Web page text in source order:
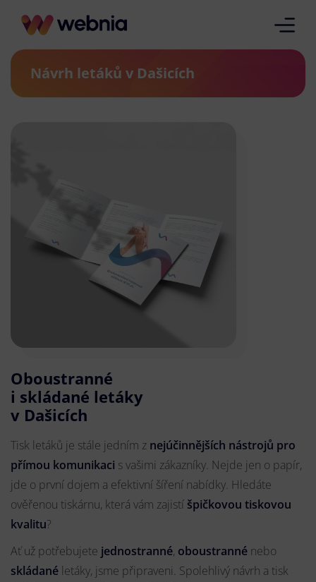
Návrh letáků v Dašicích
Oboustranné
i skládané letáky
v Dašicích
Tisk letáků je stále jedním z nejúčinnějších nástrojů pro
přímou komunikaci s vašimi zákazníky. Nejde jen o papír,
jde o první dojem a efektivní šíření nabídky. Hledáte
ověřenou tiskárnu, která vám zajistí špičkovou tiskovou
kvalitu?
Ať už potřebujete jednostranné, oboustranné nebo
skládané letáky, jsme připraveni. Spolehlivý návrh a tisk